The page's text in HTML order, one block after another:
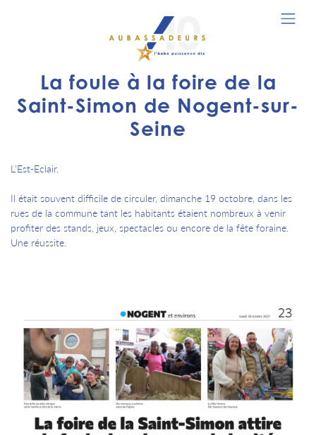
La foule à la foire de la
Saint-Simon de Nogent-sur-
Seine
L'Est-Eclair.
Il était souvent difficile de circuler, dimanche 19 octobre, dans les
rues de la commune tant les habitants étaient nombreux à venir
profiter des stands, jeux, spectacles ou encore de la fête foraine.
Une réussite.